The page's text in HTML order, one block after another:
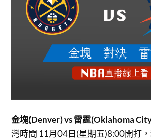
金塊(Denver) vs 雷霆(Oklahoma
灣時間 11月04日(星期五)8:00開打，